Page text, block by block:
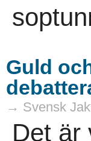
Guld
→ Svensk
Det är